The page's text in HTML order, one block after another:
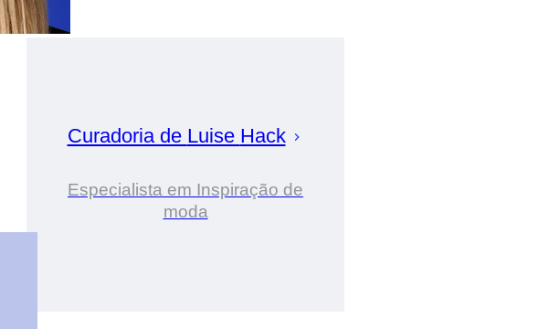
Curadoria de Luise Hack
Especialista em Inspiração de
moda